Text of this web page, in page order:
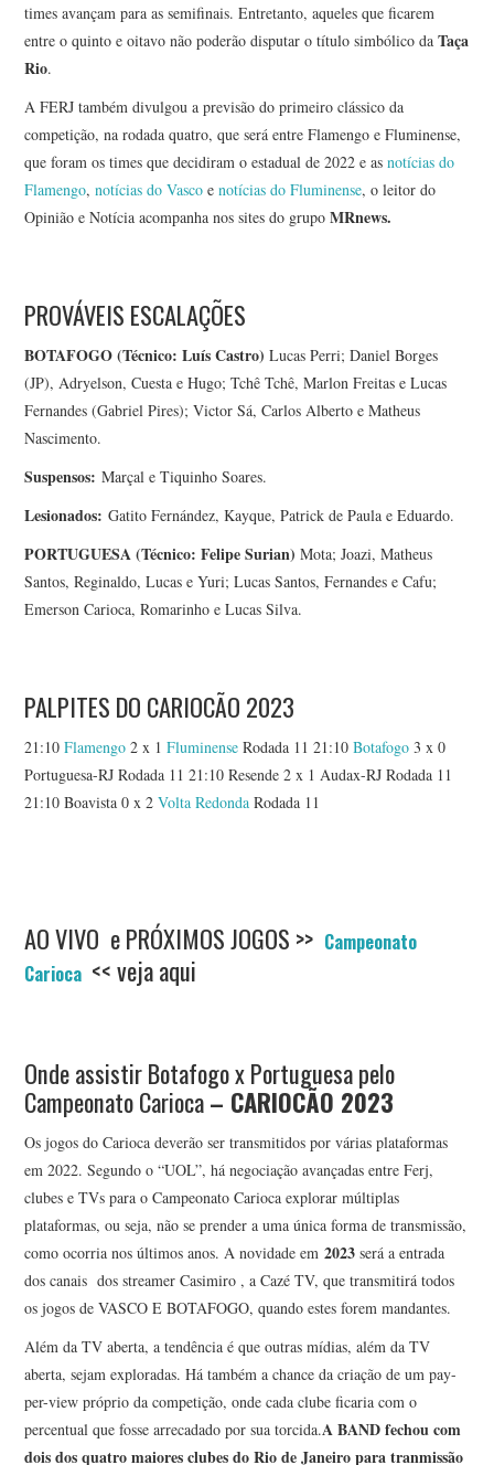
times avançam para as semifinais. Entretanto, aqueles que ficarem
entre o quinto e oitavo não poderão disputar o título simbólico da Taça
Rio.
A FERJ também divulgou a previsão do primeiro clássico da
competição, na rodada quatro, que será entre Flamengo e Fluminense,
que foram os times que decidiram o estadual de 2022 e asnotícias do
Flamengo,notícias do Vasco enotícias do Fluminense, o leitor do
Opinião e Notícia acompanha nos sites do grupoMRnews.
PROVÁVEIS ESCALAÇÕES
BOTAFOGO (Técnico: Luís Castro)Lucas Perri; Daniel Borges
(JP), Adryelson, Cuesta e Hugo; Tchê Tchê, Marlon Freitas e Lucas
Fernandes (Gabriel Pires); Victor Sá, Carlos Alberto e Matheus
Nascimento.
Suspensos: Marçal e Tiquinho Soares.
Lesionados: Gatito Fernández, Kayque, Patrick de Paula e Eduardo.
PORTUGUESA (Técnico: Felipe Surian)Mota; Joazi, Matheus
Santos, Reginaldo, Lucas e Yuri; Lucas Santos, Fernandes e Cafu;
Emerson Carioca, Romarinho e Lucas Silva.
PALPITES DO CARIOCÃO 2023
21:10Flamengo 2 x 1Fluminense Rodada 11 21:10Botafogo 3 x 0
Portuguesa-RJ Rodada 11 21:10 Resende 2 x 1 Audax-RJ Rodada 11
21:10 Boavista 0 x 2Volta Redonda Rodada 11
AO VIVO e PRÓXIMOS JOGOS >> Campeonato
Carioca << veja aqui
Onde assistir Botafogo x Portuguesa pelo
Campeonato Carioca– CARIOCÃO 2023
Os jogos do Carioca deverão ser transmitidos por várias plataformas
em 2022. Segundo o “UOL”, há negociação avançadas entre Ferj,
clubes e TVs para o Campeonato Carioca explorar múltiplas
plataformas, ou seja, não se prender a uma única forma de transmissão,
como ocorria nos últimos anos. A novidade em2023 será a entrada
dos canais dos streamer Casimiro , a Cazé TV, que transmitirá todos
os jogos de VASCO E BOTAFOGO, quando estes forem mandantes.
Além da TV aberta, a tendência é que outras mídias, além da TV
aberta, sejam exploradas. Há também a chance da criação de um pay-
per-view próprio da competição, onde cada clube ficaria com o
percentual que fosse arrecadado por sua torcida.A BAND fechou com
dois dos quatro maiores clubes do Rio de Janeiro para tranmissão